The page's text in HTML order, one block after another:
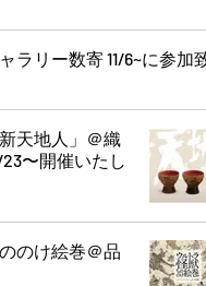
ラリー数寄 11/6~に参加致
天地人」＠織
〜開催いたし
のけ絵巻＠品